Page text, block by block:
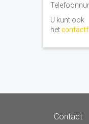
U kunt ook
het
Contact